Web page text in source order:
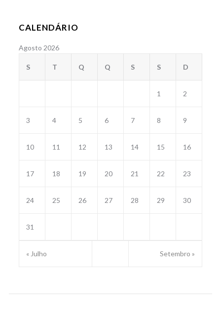
CALENDÁRIO
Agosto 2026
S T Q Q S S D
1 2
3 4 5 6 7 8 9
10 11 12 13 14 15 16
17 18 19 20 21 22 23
24 25 26 27 28 29 30
31
« Julho Setembro »